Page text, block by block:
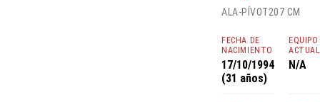
ALA-PÍVOT207 CM
FECHA DE
NACIMIENTO
17/10/1994
(31 años)
EQUIPO
ACTUAL
N/A